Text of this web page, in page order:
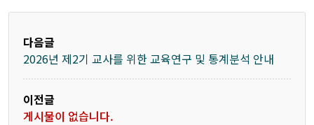
다음글
2026년 제2기 교사를 위한 교육연구 및 통계분석 안내
이전글
게시물이 없습니다.